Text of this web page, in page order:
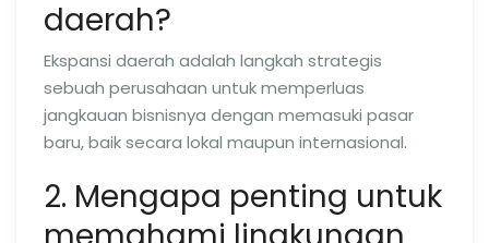
daerah?
Ekspansi daerah adalah langkah strategis
sebuah perusahaan untuk memperluas
jangkauan bisnisnya dengan memasuki pasar
baru, baik secara lokal maupun internasional.
2. Mengapa penting untuk